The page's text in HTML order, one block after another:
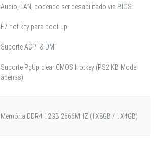
Audio, LAN, podendo ser desabilitado via BIOS
F7 hot key para boot up
Suporte ACPI & DMI
Suporte PgUp clear CMOS Hotkey (PS2 KB Model
apenas)
Memória DDR4 12GB 2666MHZ (1X8GB / 1X4GB)